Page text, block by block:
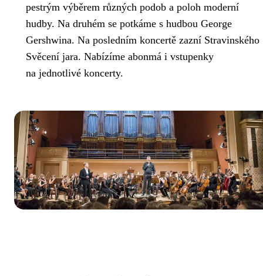
pestrým výběrem různých podob a poloh moderní
hudby. Na druhém se potkáme s hudbou George
Gershwina. Na posledním koncertě zazní Stravinského
Svěcení jara. Nabízíme abonmá i vstupenky
na jednotlivé koncerty.